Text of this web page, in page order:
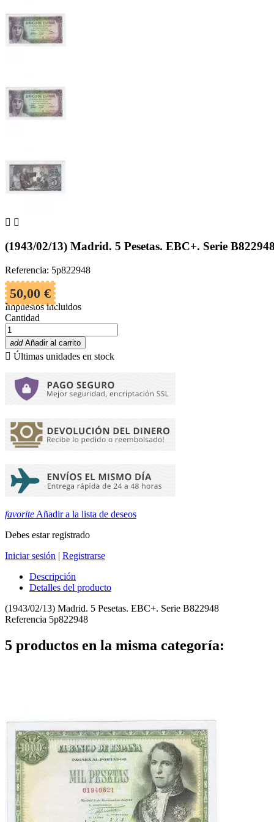
 
(1943/02/13) Madrid. 5 Pesetas. EBC+. Serie
Referencia: 5p822948
50,00 €
Impuestos incluidos
Cantidad
add Añadir al carrito
 Últimas unidades en stock
favorite Añadir a la lista de deseos
Debes estar registrado
Iniciar sesión | Registrarse
Descripción
Detalles del producto
(1943/02/13) Madrid. 5 Pesetas. EBC+. Serie B822948
Referencia 5p822948
5 productos en la misma categoría: